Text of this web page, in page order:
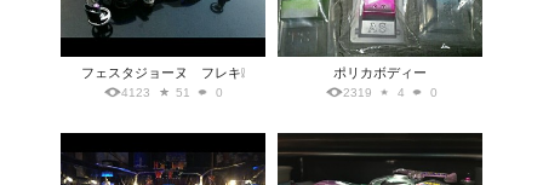
フェスタジョーヌ フレキ❕
4123 51 0
ポリカボディー
2319 4 0